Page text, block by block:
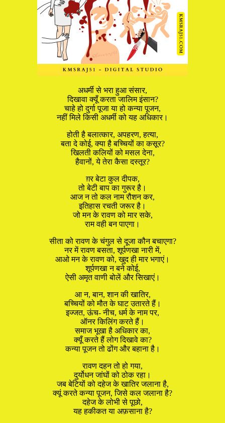
अधर्मी से भरा हुआ संसार,
दिखावा क्यूँ करता जालिम इंसान?
चाहे हो दुर्गा पूजा या हो कन्या पूजन,
नहीं मिले किसी अधर्मी को यह अधिकार।
होती है बलात्कार, अपहरण, हत्या,
बता दे कोई, क्या है बच्चियों का कसूर?
खिलती कलियों को मसल देना,
हैवानों, ये तेरा कैसा दस्तूर?
ग़र बेटा कुल दीपक,
तो बेटी बाप का गुरूर है।
आज न तो कल नाम रौशन कर,
इतिहास रचती जरूर है।
जो मन के रावण को मार सके,
राम वही बन पाएगा।
सीता को रावण के चंगुल से दूजा कौन बचाएगा?
नर में रावण बसता, शूर्पणखा नारी में,
आओ मन के रावण को, खुद ही मार भगाएं।
शूर्पणखा न बने कोई,
ऐसी अमृत वाणी बोलें और सिखाएं।
आ न, बान, शान की खातिर,
बच्चियों को मौत के घाट उतारते हैं।
इज्जत, ऊंच- नीच, धर्म के नाम पर,
ऑनर किलिंग करते हैं।
समाज भूखा है अधिकार का,
क्यूँ करते हैं लोग दिखावे का?
कन्या पूजन तो ढोंग और बहाना है।
रावण दहन तो हो गया,
दुर्योधन जांघों को ठोक रहा।
जब बेटियों को दहेज के खातिर जलाना है,
क्यूं करते कन्या पूजन, जिसे कल जलाना है?
दहेज के लोभी से पूछो,
यह हकीकत या अफ़साना है?